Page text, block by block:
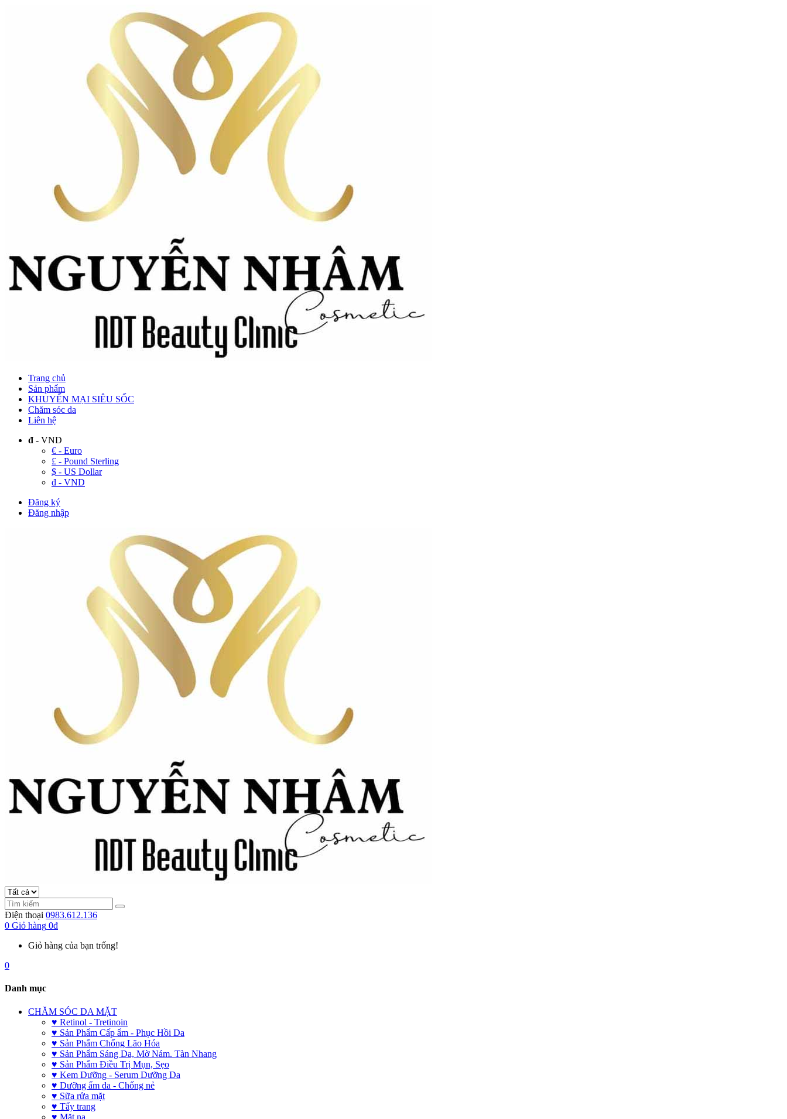
Trang chủ
Sản phẩm
KHUYẾN MẠI SIÊU SỐC
Chăm sóc da
Liên hệ
đ - VND
€ - Euro
£ - Pound Sterling
$ - US Dollar
đ - VND
Đăng ký
Đăng nhập
Điện thoại 0983.612.136
0 Giỏ hàng 0đ
Giỏ hàng của bạn trống!
0
Danh mục
CHĂM SÓC DA MẶT
♥ Retinol - Tretinoin
♥ Sản Phẩm Cấp ẩm - Phục Hồi Da
♥ Sản Phẩm Chống Lão Hóa
♥ Sản Phẩm Sáng Da, Mờ Nám. Tàn Nhang
♥ Sản Phẩm Điều Trị Mụn, Sẹo
♥ Kem Dưỡng - Serum Dưỡng Da
♥ Dưỡng ẩm da - Chống nẻ
♥ Sữa rửa mặt
♥ Tẩy trang
♥ Mặt nạ